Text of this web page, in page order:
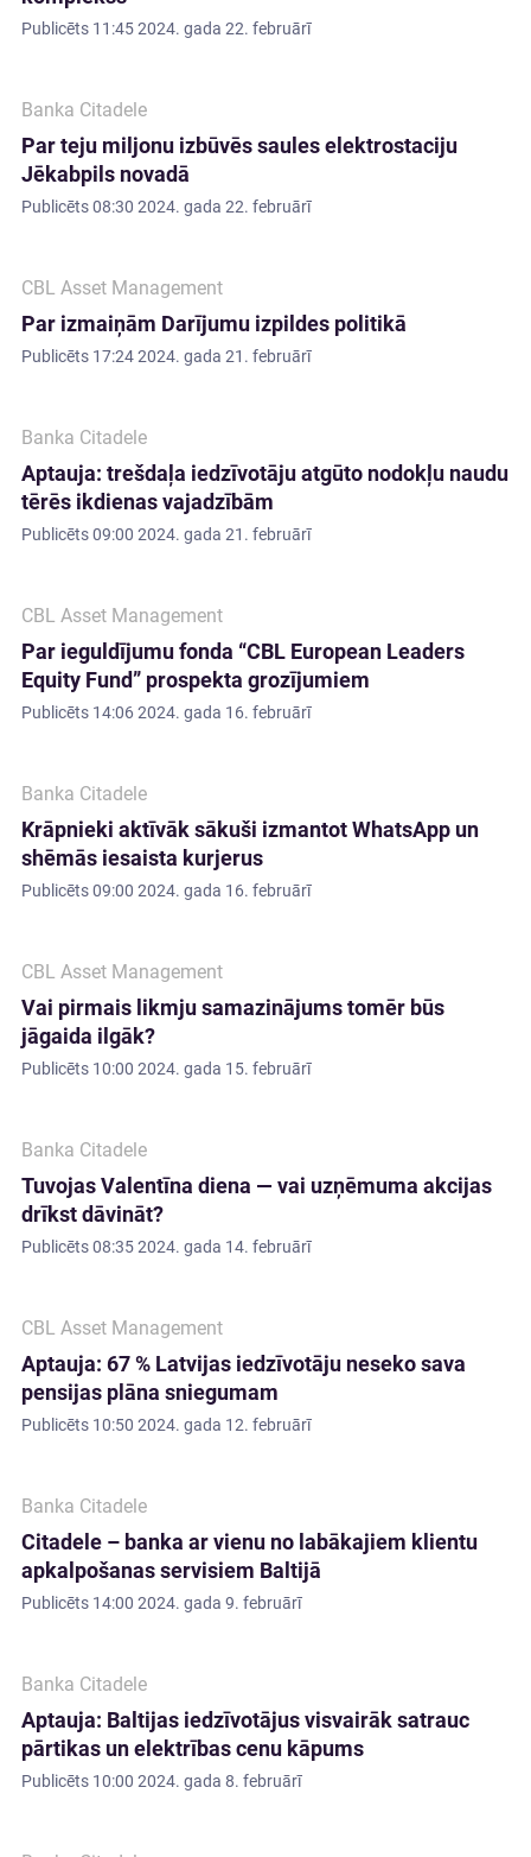
Publicēts 11:45 2024. gada 22. februārī
Banka Citadele
Par teju miljonu izbūvēs saules elektrostaciju
Jēkabpils novadā
Publicēts08:30 2024. gada 22. februārī
CBL Asset Management
Par izmaiņām Darījumu izpildes politikā
Publicēts 17:24 2024. gada 21. februārī
Banka Citadele
Aptauja: trešdaļa iedzīvotāju atgūto nodokļu naudu
tērēs ikdienas vajadzībām
Publicēts09:00 2024. gada 21. februārī
CBL Asset Management
Par ieguldījumu fonda “CBL European Leaders
Equity Fund” prospekta grozījumiem
Publicēts 14:06 2024. gada 16. februārī
Banka Citadele
Krāpnieki aktīvāk sākuši izmantot WhatsApp un
shēmās iesaista kurjerus
Publicēts09:00 2024. gada 16. februārī
CBL Asset Management
Vai pirmais likmju samazinājums tomēr būs
jāgaida ilgāk?
Publicēts 10:00 2024. gada 15. februārī
Banka Citadele
Tuvojas Valentīna diena — vai uzņēmuma akcijas
drīkst dāvināt?
Publicēts08:35 2024. gada 14. februārī
CBL Asset Management
Aptauja: 67 % Latvijas iedzīvotāju neseko sava
pensijas plāna sniegumam
Publicēts 10:50 2024. gada 12. februārī
Banka Citadele
Citadele – banka ar vienu no labākajiem klientu
apkalpošanas servisiem Baltijā
Publicēts 14:00 2024. gada 9. februārī
Banka Citadele
Aptauja: Baltijas iedzīvotājus visvairāk satrauc
pārtikas un elektrības cenu kāpums
Publicēts 10:00 2024. gada 8. februārī